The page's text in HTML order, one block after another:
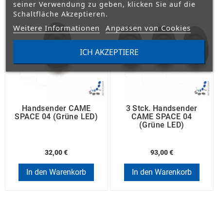
Handsender CAME
SPACE 04 (grüne LED)
32,00 €
In den Warenkorb
3 Stck. Handsender
CAME SPACE 04
(grüne LED)
93,00 €
In den Warenkorb
seiner Verwendung zu geben, klicken Sie auf die
Schaltfläche Akzeptieren.
Weitere Informationen Anpassen von Cookies
ICH AKZEPTIERE